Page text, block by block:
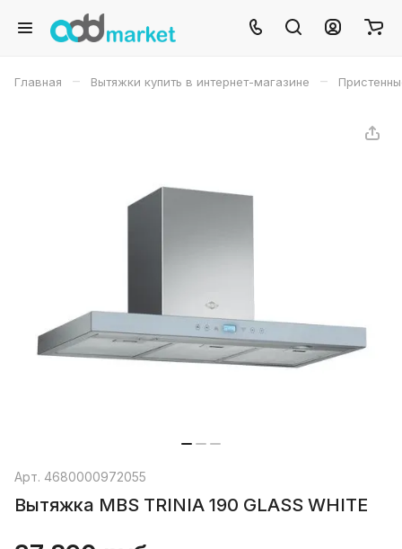
Главная – Вытяжки купить в интернет-магазине –
Арт. 4680000972055
Вытяжка MBS TRINIA 190 GLASS WHITE